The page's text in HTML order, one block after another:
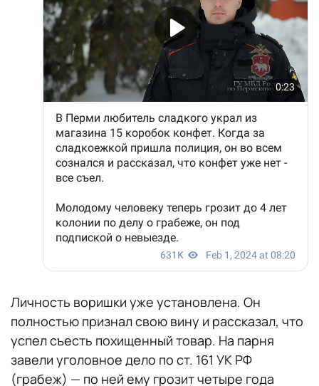
Личность воришки уже установлена. Он
полностью признал свою вину и рассказал, что
успел съесть похищенный товар. На парня
завели уголовное дело по ст. 161 УК РФ
(грабеж) — по ней ему грозит четыре года